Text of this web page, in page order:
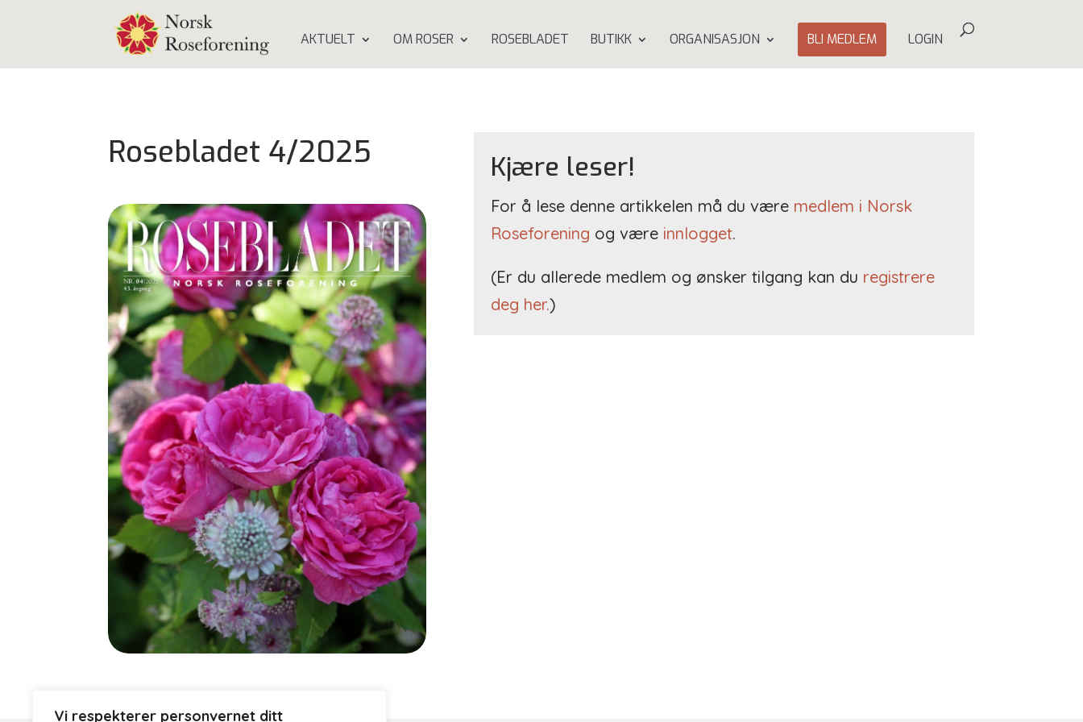
Vi respekterer personvernet ditt
AKTUELT OM ROSER ROSEBLADET BUTIKK ORGANISASJON BLI MEDLEM LOGIN
Rosebladet 4/2025 Kjære leser!
For å lese denne artikkelen må du være medlem i Norsk
Roseforening og være innlogget.
(Er du allerede medlem og ønsker tilgang kan du registrere
deg her.)